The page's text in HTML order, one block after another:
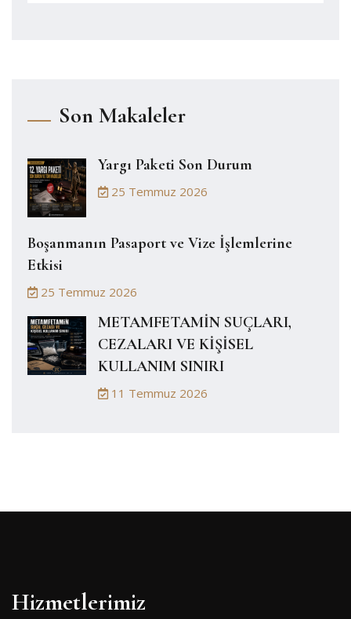
Son Makaleler
Yargı Paketi Son Durum
25 Temmuz 2026
Boşanmanın Pasaport ve Vize İşlemlerine
Etkisi
25 Temmuz 2026
METAMFETAMİN SUÇLARI,
CEZALARI VE KİŞİSEL
KULLANIM SINIRI
11 Temmuz 2026
Hizmetlerimiz